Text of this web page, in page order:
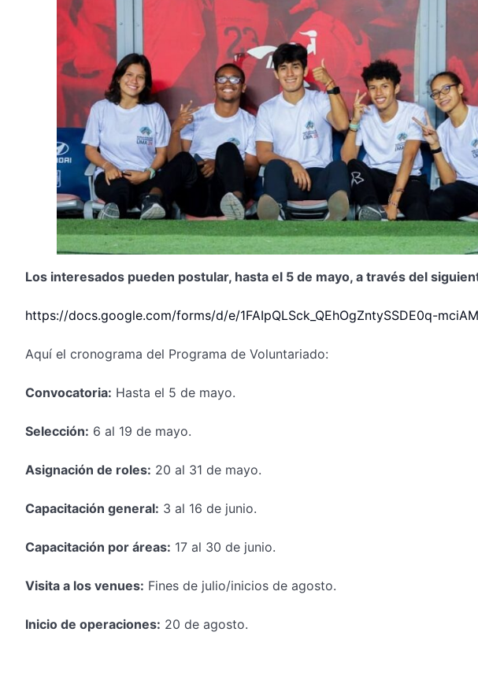
Los interesados pueden postular, hasta el 5 de mayo, a través del
https://docs.google.com/forms/d/e/1FAIpQLSck_QEhOgZntySSDE0q-
Aquí el cronograma del Programa de Voluntariado:
Convocatoria: Hasta el 5 de mayo.
Selección: 6 al 19 de mayo.
Asignación de roles: 20 al 31 de mayo.
Capacitación general: 3 al 16 de junio.
Capacitación por áreas: 17 al 30 de junio.
Visita a los venues: Fines de julio/inicios de agosto.
Inicio de operaciones: 20 de agosto.